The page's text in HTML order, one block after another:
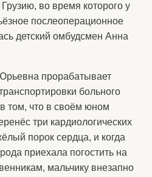
во время которого у
послеоперационное
детский омбудсмен Анна
прорабатывает
больного
том, что в своём юном
три кардиологических
порок сердца, и когда
приехала погостить на
мальчику внезапно